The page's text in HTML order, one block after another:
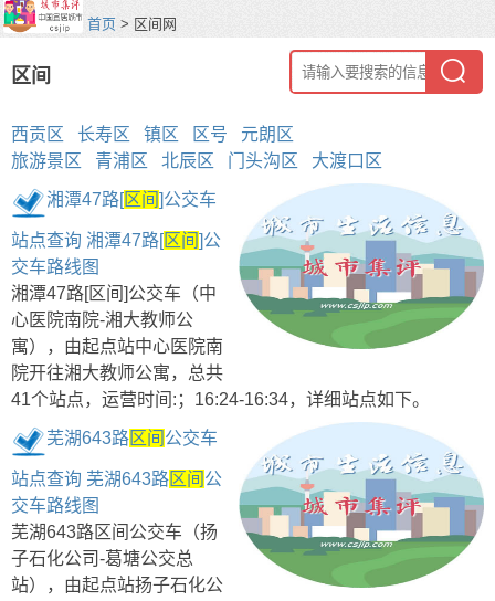
首页 > 区间网
区间
西贡区 长寿区 镇区 区号
元朗区
旅游景区
青浦区 北辰区 门头沟区 大渡口区
湘潭47路[区间]公交车
站点查询 湘潭47路[区间]公
交车路线图
湘潭47路[区间]公交车（中
心医院南院-湘大教师公
寓），由起点站中心医院南
院开往湘大教师公寓，总共
41个站点，运营时间:；16:24-16:34，详细站点如下。
芜湖643路区间 公交车
站点查询 芜湖643路区间 公
交车路线图
芜湖643路区间公交车（扬
子石化公司-葛塘公交总
站），由起点站扬子石化公